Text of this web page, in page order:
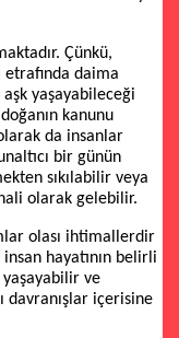
Çünkü,
etrafında daima
yaşayabileceği
kanunu
da insanlar
bir günün
sıkılabilir veya
olarak gelebilir.
olası ihtimallerdir
hayatının belirli
yaşayabilir ve
davranışlar içerisine